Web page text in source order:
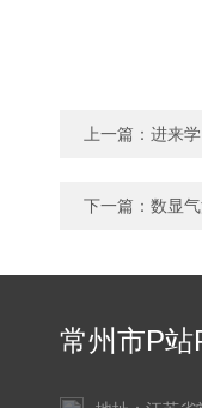
上一篇： 进来
下一篇： 数显
常州市P站